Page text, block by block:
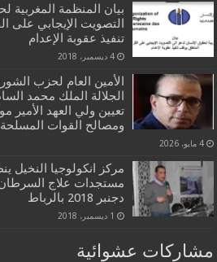
بيان المنظمة المغربية
التصويت الإيجابي على
تنفيذ عقوبة الإعدام
4 ديسمبر، 2018
الأمين العام لحزب
الجلالة الملك محمد
تعيين ولي العهد
ومصالح القوات المسلحة
4 مايو، 2026
مركز انكولوجيا النخيل
دجنبر 2018 بالرباط
1 ديسمبر، 2018
مشاركات عشوائية